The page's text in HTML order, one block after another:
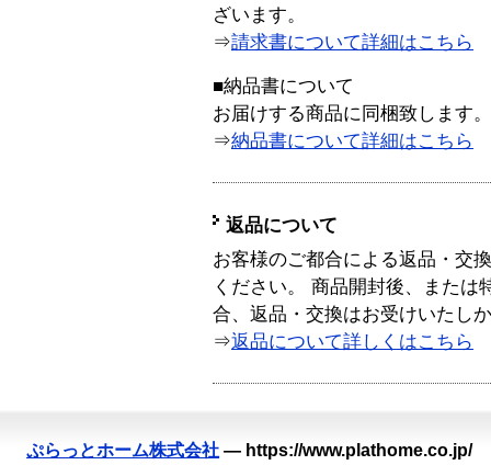
ざいます。
⇒請求書について詳細はこちら
■納品書について
お届けする商品に同梱致します。
⇒納品書について詳細はこちら
返品について
お客様のご都合による返品・交
ください。 商品開封後、または
合、返品・交換はお受けいたし
⇒返品について詳しくはこちら
ぷらっとホーム株式会社 — https://www.plathome.co.jp/